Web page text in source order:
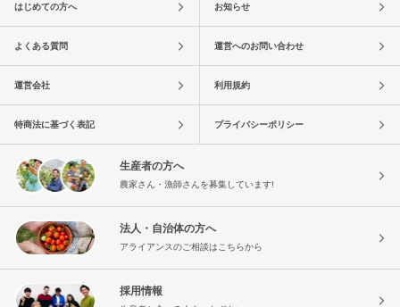
はじめての方へ お知らせ
よくある質問 運営へのお問い合わせ
運営会社 利用規約
特商法に基づく表記 プライバシーポリシー
生産者の方へ
農家さん・漁師さんを募集しています!
法人・自治体の方へ
アライアンスのご相談はこちらから
採用情報